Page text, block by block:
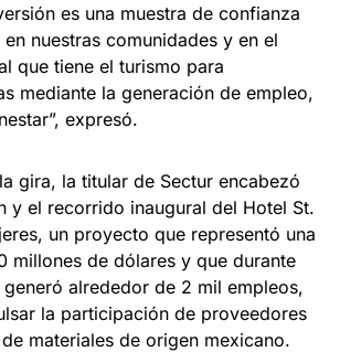
es una muestra de confianza
nuestras comunidades y en el
que tiene el turismo para
mediante la generación de empleo,
expresó.
gira, la titular de Sectur encabezó
y el recorrido inaugural del Hotel St.
un proyecto que representó una
millones de dólares y que durante
alrededor de 2 mil empleos,
la participación de proveedores
materiales de origen mexicano.